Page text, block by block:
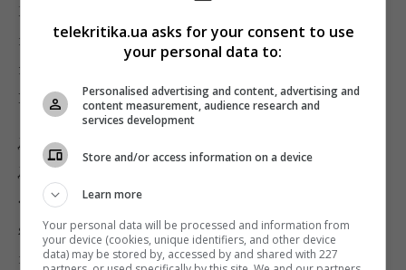
Мюнхен. О наших маршрутах можно было бы писать
и писать. В мае прошлого года полетели с Антоном
на Шри-Ланку. Там машину заменил скутер…
Врачам не удалось его спасти».
Девушка пишет стихи, одно из них подарила
Дмитрию сразу после полета. Комаров рассказал:
«Очень красивое стихотворение на украинском
языке, специально для меня, написанное от руки – о
моем стиле жизни. Это было очень приятно!»
telekritika.ua asks for your consent to use
your personal data to:
Personalised advertising and content, advertising and
content measurement, audience research and
services development
Store and/or access information on a device
Learn more
Your personal data will be processed and information from
your device (cookies, unique identifiers, and other device
data) may be stored by, accessed by and shared with 227